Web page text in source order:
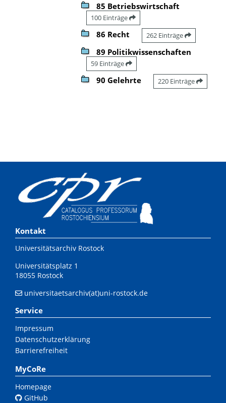
85 Betriebswirtschaft
100 Einträge
86 Recht 262 Einträge
89 Politikwissenschaften
59 Einträge
90 Gelehrte 220 Einträge
Kontakt
Universitätsarchiv Rostock
Universitätsplatz 1
18055 Rostock
universitaetsarchiv(at)uni-rostock.de
Service
Impressum
Datenschutzerklärung
Barrierefreiheit
MyCoRe
Homepage
GitHub